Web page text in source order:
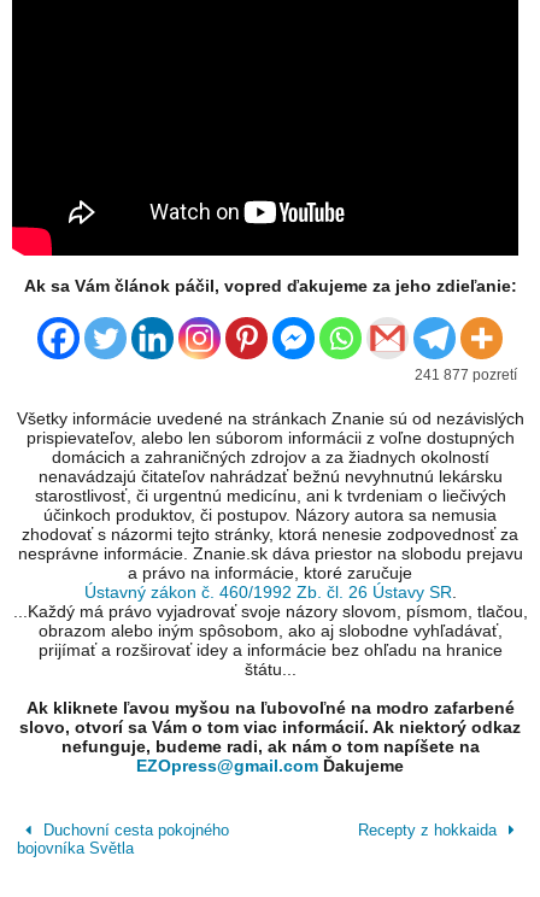
Ak sa Vám článok páčil, vopred ďakujeme za jeho zdieľanie:
241 877 pozretí
Všetky informácie uvedené na stránkach Znanie sú od nezávislých
prispievateľov, alebo len súborom informácii z voľne dostupných
domácich a zahraničných zdrojov a za žiadnych okolností
nenavádzajú čitateľov nahrádzať bežnú nevyhnutnú lekársku
starostlivosť, či urgentnú medicínu, ani k tvrdeniam o liečivých
účinkoch produktov, či postupov. Názory autora sa nemusia
zhodovať s názormi tejto stránky, ktorá nenesie zodpovednosť za
nesprávne informácie. Znanie.sk dáva priestor na slobodu prejavu
a právo na informácie, ktoré zaručuje
Ústavný zákon č. 460/1992 Zb. čl. 26 Ústavy SR
...Každý má právo vyjadrovať svoje názory slovom, písmom, tlačou,
obrazom alebo iným spôsobom, ako aj slobodne vyhľadávať,
prijímať a rozširovať idey a informácie bez ohľadu na hranice
štátu...
Ak kliknete ľavou myšou na ľubovoľné na modro zafarbené
slovo, otvorí sa Vám o tom viac informácií. Ak niektorý odkaz
nefunguje, budeme radi, ak nám o tom napíšete na
EZOpress@gmail.com Ďakujeme
Duchovní cesta pokojného
bojovníka Světla
Recepty z hokkaida